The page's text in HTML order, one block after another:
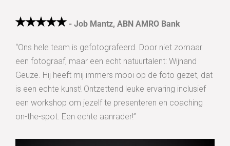
- Job Mantz, ABN AMRO Bank
“Ons hele team is gefotografeerd. Door niet zomaar
een fotograaf, maar een echt natuurtalent: Wijnand
Geuze. Hij heeft mij immers mooi op de foto gezet, dat
is een echte kunst! Ontzettend leuke ervaring inclusief
een workshop om jezelf te presenteren en coaching
on-the-spot. Een echte aanrader!”